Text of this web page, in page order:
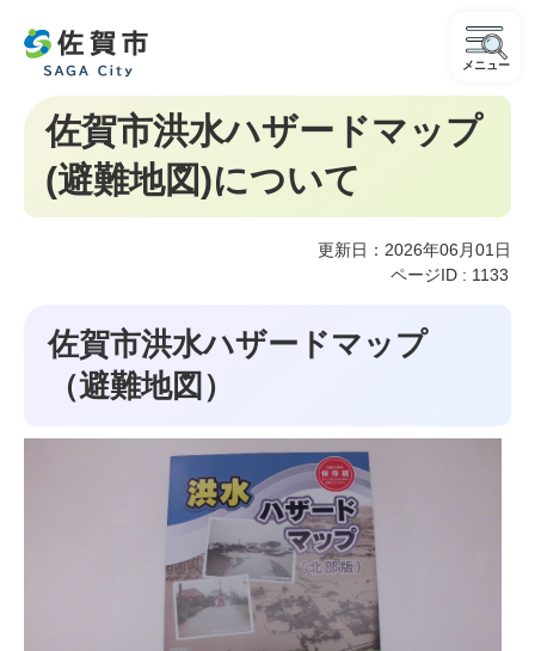
メニュー
佐賀市洪水ハザードマップ
(避難地図)について
更新日：2026年06月01日
ページID : 1133
佐賀市洪水ハザードマップ
（避難地図）